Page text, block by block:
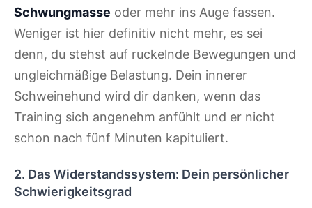
Schwungmasse oder mehr ins Auge fassen.
Weniger ist hier definitiv nicht mehr, es sei
denn, du stehst auf ruckelnde Bewegungen und
ungleichmäßige Belastung. Dein innerer
Schweinehund wird dir danken, wenn das
Training sich angenehm anfühlt und er nicht
schon nach fünf Minuten kapituliert.
2. Das Widerstandssystem: Dein persönlicher
Schwierigkeitsgrad